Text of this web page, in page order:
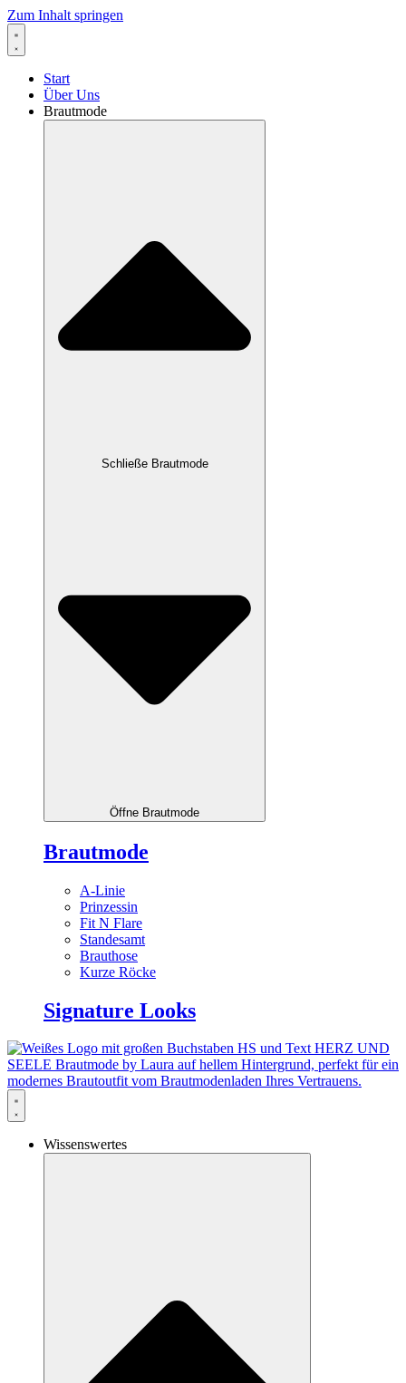
Zum Inhalt springen
Start
Über Uns
Brautmode
Schließe Brautmode
Öffne Brautmode
Brautmode
A-Linie
Prinzessin
Fit N Flare
Standesamt
Brauthose
Kurze Röcke
Signature Looks
Wissenswertes